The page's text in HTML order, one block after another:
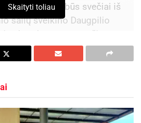
kuriame garbūs svečiai iš
šalių sveikino Daugpilio
bendruomenę gražios
šventės akcentu
miesto partneriams įteikta
šventės svečiai dalyvavo
skirtingų konfesijų dvasininkai
Skaityti toliau